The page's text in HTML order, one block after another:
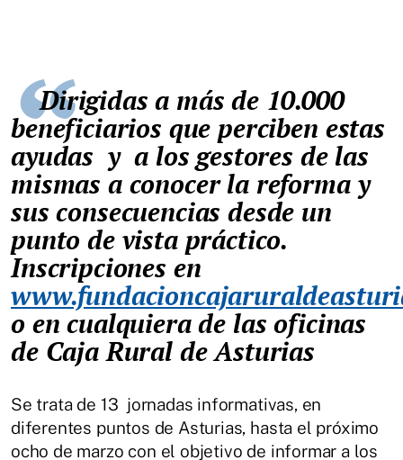
Dirigidas a más de 10.000
beneficiarios que perciben estas
ayudas y a los gestores de las
mismas a conocer la reforma y
sus consecuencias desde un
punto de vista práctico.
Inscripciones en
o en cualquiera de las oficinas
de Caja Rural de Asturias
Se trata de 13 jornadas informativas, en
diferentes puntos de Asturias, hasta el próximo
ocho de marzo con el objetivo de informar a los